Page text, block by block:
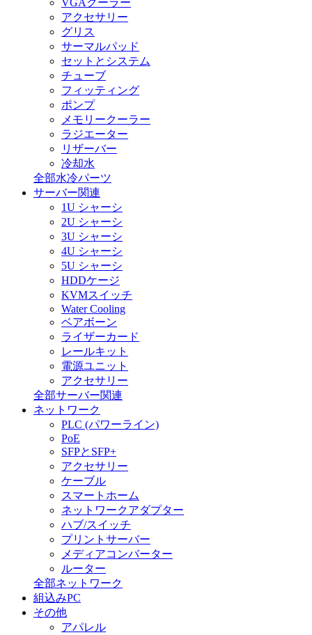
VGAクーラー
アクセサリー
グリス
サーマルパッド
セットとシステム
チューブ
フィッティング
ポンプ
メモリークーラー
ラジエーター
リザーバー
冷却水
全部水冷パーツ
サーバー関連
1U シャーシ
2U シャーシ
3U シャーシ
4U シャーシ
5U シャーシ
HDDケージ
KVMスイッチ
Water Cooling
ベアボーン
ライザーカード
レールキット
電源ユニット
アクセサリー
全部サーバー関連
ネットワーク
PLC (パワーライン)
PoE
SFPとSFP+
アクセサリー
ケーブル
スマートホーム
ネットワークアダプター
ハブ/スイッチ
プリントサーバー
メディアコンバーター
ルーター
全部ネットワーク
組込みPC
その他
アパレル